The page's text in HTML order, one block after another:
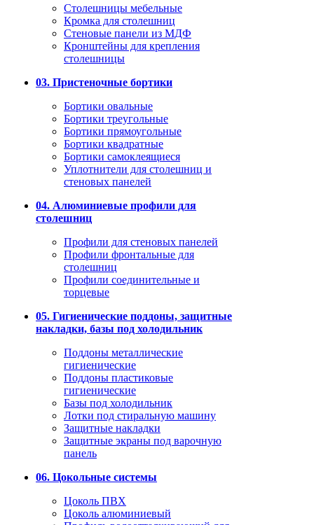
Столешницы мебельные
Кромка для столешниц
Стеновые панели из МДФ
Кронштейны для крепления
столешницы
03. Пристеночные бортики
Бортики овальные
Бортики треугольные
Бортики прямоугольные
Бортики квадратные
Бортики самоклеящиеся
Уплотнители для столешниц и
стеновых панелей
04. Алюминиевые профили для
столешниц
Профили для стеновых панелей
Профили фронтальные для
столешниц
Профили соединительные и
торцевые
05. Гигиенические поддоны, защитные
накладки, базы под холодильник
Поддоны металлические
гигиенические
Поддоны пластиковые
гигиенические
Базы под холодильник
Лотки под стиральную машину
Защитные накладки
Защитные экраны под варочную
панель
06. Цокольные системы
Цоколь ПВХ
Цоколь алюминиевый